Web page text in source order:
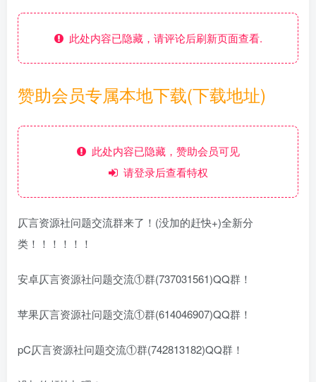
此处内容已隐藏，请评论后刷新页面查看.
赞助会员专属本地下载(下载地址)
此处内容已隐藏，赞助会员可见
请登录后查看特权
仄言资源社问题交流群来了！(没加的赶快+)全新分
类！！！！！！
安卓仄言资源社问题交流①群(737031561)QQ群！
苹果仄言资源社问题交流①群(614046907)QQ群！
pC仄言资源社问题交流①群(742813182)QQ群！